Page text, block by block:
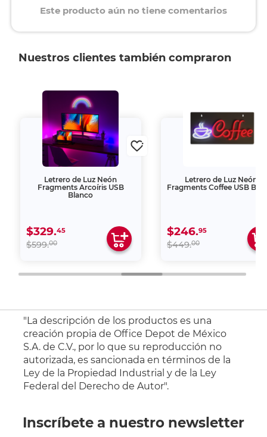
Este producto aún no tiene comentarios
Nuestros clientes también compraron
Letrero de Luz Neón
Fragments Arcoíris USB
Blanco
$329.45
$599.00
Letrero de Luz Neón
Fragments Coffee USB
$246.95
$449.00
"La descripción de los productos es una
creación propia de Office Depot de México
S.A. de C.V., por lo que su reproducción no
autorizada, es sancionada en términos de la
Ley de la Propiedad Industrial y de la Ley
Federal del Derecho de Autor".
Inscríbete a nuestro newsletter